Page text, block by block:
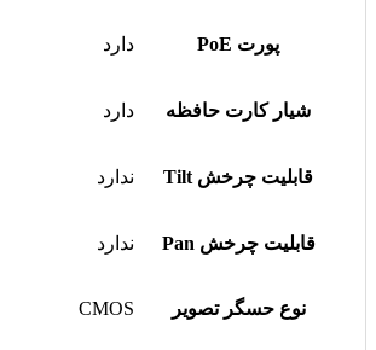
پورت PoE دارد
شیار کارت حافظه دارد
قابلیت چرخش Tilt ندارد
قابلیت چرخش Pan ندارد
نوع حسگر تصویر CMOS